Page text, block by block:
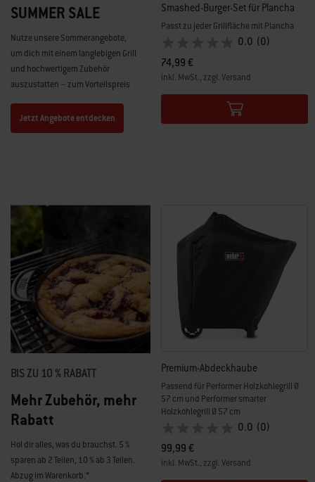
SUMMER SALE
Nutze unsere Sommerangebote,
um dich mit einem langlebigen Grill
und hochwertigem Zubehör
auszustatten – zum Vorteilspreis
Jetzt Angebote entdecken
Smashed-Burger-Set für Plancha
Passt zu jeder Grillfläche mit Plancha
0.0 (0)
74,99 €
inkl. MwSt., zzgl. Versand
Color Options
BIS ZU 10 % RABATT
Mehr Zubehör, mehr
Rabatt
Hol dir alles, was du brauchst. 5 %
sparen ab 2 Teilen, 10 % ab 3 Teilen.
Abzug im Warenkorb.*
Premium-Abdeckhaube
Passend für Performer Holzkohlegrill Ø
57 cm und Performer smarter
Holzkohlegrill Ø 57 cm
0.0 (0)
99,99 €
inkl. MwSt., zzgl. Versand